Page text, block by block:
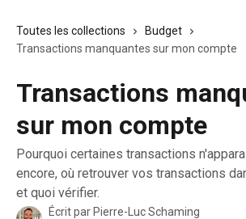
Toutes les collections
Budget
Transactions manquantes sur mon compte
Transactions
sur mon compte
Pourquoi certaines transactions
encore, où retrouver vos transactions
et quoi vérifier.
Écrit par Pierre-Luc Schaming